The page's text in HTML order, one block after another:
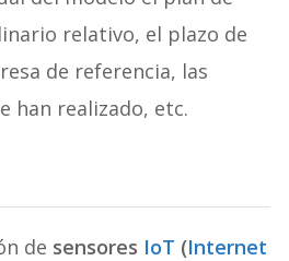
relativo, el plazo de
de referencia, las
han realizado, etc.
de sensores IoT (Internet